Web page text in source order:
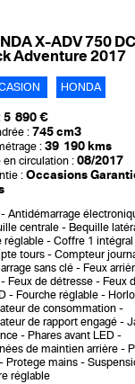
X-ADV 750
Adventure 2017
HONDA
5 890 €
: 745 cm3
: 39 190 kms
en circulation : 08/2017
: Occasions
Antidémarrage
centrale
Bequille
réglable
Coffre 1 intégral
tours
Compteur
sans clé
Feux
Feux de détresse
Feux
Fourche réglable
de consommation
de rapport engagé
Phares avant LED
de maintien arrière
Protege mains
réglable